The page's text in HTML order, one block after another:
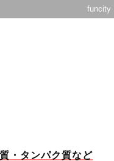
funcity
・タンパク質など